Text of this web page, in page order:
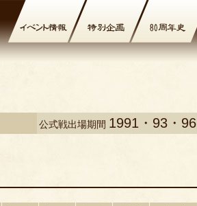
公式戦出場期間 1991・93・96